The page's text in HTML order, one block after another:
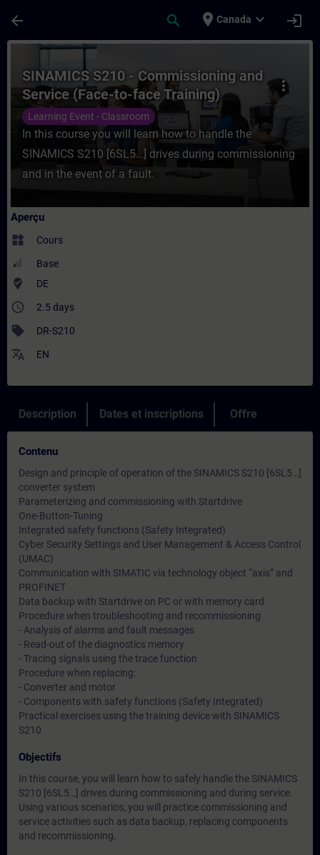
arrow_back search place Canada expand_more login
Cours - SINAMICS S210 -
more_vert
SINAMICS S210 - Commissioning and
Service (Face-to-face Training)
Learning Event - Classroom
In this course you will learn how to handle the
SINAMICS S210 [6SL5…] drives during commissioning
and in the event of a fault.
Aperçu
widgets Cours
Base
where_to_vote DE
access_time 2.5 days
sell DR-S210
translate EN
Description Dates et inscriptions Offre
Contenu
Design and principle of operation of the SINAMICS S210 [6SL5…]
converter system
Parameterizing and commissioning with Startdrive
One-Button-Tuning
Integrated safety functions (Safety Integrated)
Cyber ​​Security Settings and User Management & Access Control
(UMAC)
Communication with SIMATIC via technology object “axis” and
PROFINET
Data backup with Startdrive on PC or with memory card
Procedure when troubleshooting and recommissioning
- Analysis of alarms and fault messages
- Read-out of the diagnostics memory
- Tracing signals using the trace function
Procedure when replacing:
- Converter and motor
- Components with safety functions (Safety Integrated)
Practical exercises using the training device with SINAMICS
S210
Objectifs
In this course, you will learn how to safely handle the SINAMICS
S210 [6SL5…] drives during commissioning and during service.
Using various scenarios, you will practice commissioning and
service activities such as data backup, replacing components
and recommissioning.